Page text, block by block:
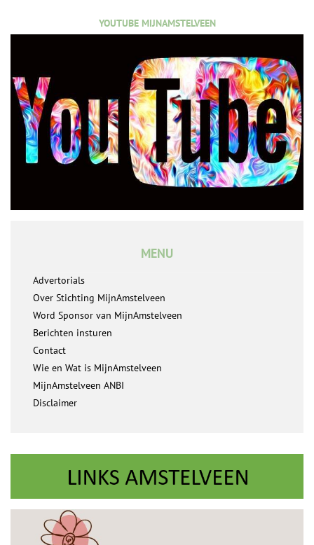
YOUTUBE MIJNAMSTELVEEN
MENU
Advertorials
Over Stichting MijnAmstelveen
Word Sponsor van MijnAmstelveen
Berichten insturen
Contact
Wie en Wat is MijnAmstelveen
MijnAmstelveen ANBI
Disclaimer